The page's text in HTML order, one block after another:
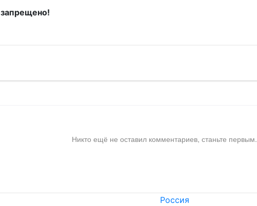
запрещено!
Никто ещё не оставил комментариев, станьте первым.
Россия